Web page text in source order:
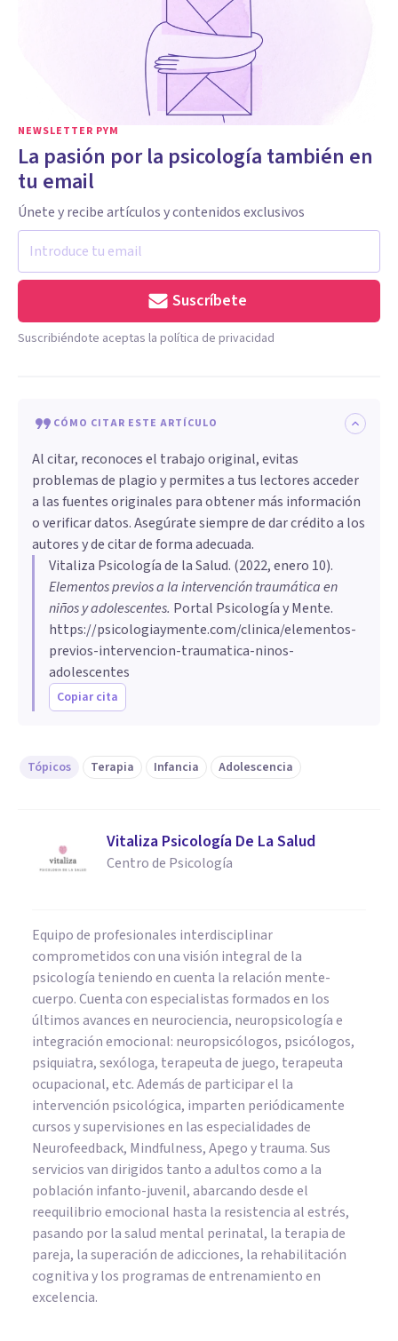
NEWSLETTER PYM
La pasión por la psicología también en
tu email
Únete y recibe artículos y contenidos exclusivos
Suscríbete
Suscribiéndote aceptas la política de privacidad
CÓMO CITAR ESTE ARTÍCULO
Al citar, reconoces el trabajo original, evitas
problemas de plagio y permites a tus lectores acceder
a las fuentes originales para obtener más información
o verificar datos. Asegúrate siempre de dar crédito a los
autores y de citar de forma adecuada.
Vitaliza Psicología de la Salud. (2022, enero 10).
Elementos previos a la intervención traumática en
niños y adolescentes. Portal Psicología y Mente.
https://psicologiaymente.com/clinica/elementos-
previos-intervencion-traumatica-ninos-
adolescentes
Copiar cita
Tópicos Terapia Infancia Adolescencia
Vitaliza Psicología De La Salud
Centro de Psicología
Equipo de profesionales interdisciplinar
comprometidos con una visión integral de la
psicología teniendo en cuenta la relación mente-
cuerpo. Cuenta con especialistas formados en los
últimos avances en neurociencia, neuropsicología e
integración emocional: neuropsicólogos, psicólogos,
psiquiatra, sexóloga, terapeuta de juego, terapeuta
ocupacional, etc. Además de participar el la
intervención psicológica, imparten periódicamente
cursos y supervisiones en las especialidades de
Neurofeedback, Mindfulness, Apego y trauma. Sus
servicios van dirigidos tanto a adultos como a la
población infanto-juvenil, abarcando desde el
reequilibrio emocional hasta la resistencia al estrés,
pasando por la salud mental perinatal, la terapia de
pareja, la superación de adicciones, la rehabilitación
cognitiva y los programas de entrenamiento en
excelencia.